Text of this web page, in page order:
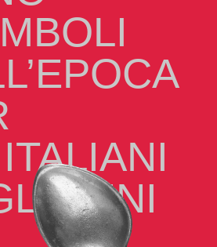
ANNI